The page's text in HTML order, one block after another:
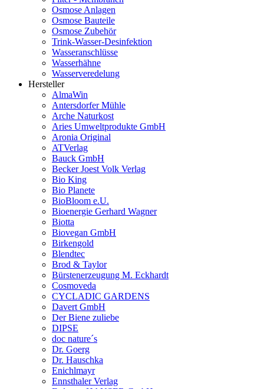
Osmose Anlagen
Osmose Bauteile
Osmose Zubehör
Trink-Wasser-Desinfektion
Wasseranschlüsse
Wasserhähne
Wasserveredelung
Hersteller
AlmaWin
Antersdorfer Mühle
Arche Naturkost
Aries Umweltprodukte GmbH
Aronia Original
ATVerlag
Bauck GmbH
Becker Joest Volk Verlag
Bio King
Bio Planete
BioBloom e.U.
Bioenergie Gerhard Wagner
Biotta
Biovegan GmbH
Birkengold
Blendtec
Brod & Taylor
Bürstenerzeugung M. Eckhardt
Cosmoveda
CYCLADIC GARDENS
Davert GmbH
Der Biene zuliebe
DIPSE
doc nature´s
Dr. Goerg
Dr. Hauschka
Enichlmayr
Ennsthaler Verlag